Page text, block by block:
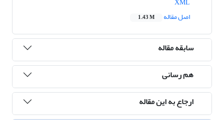
اصل مقاله
1.43 M
سابقه مقاله
هم رسانی
ارجاع به این مقاله